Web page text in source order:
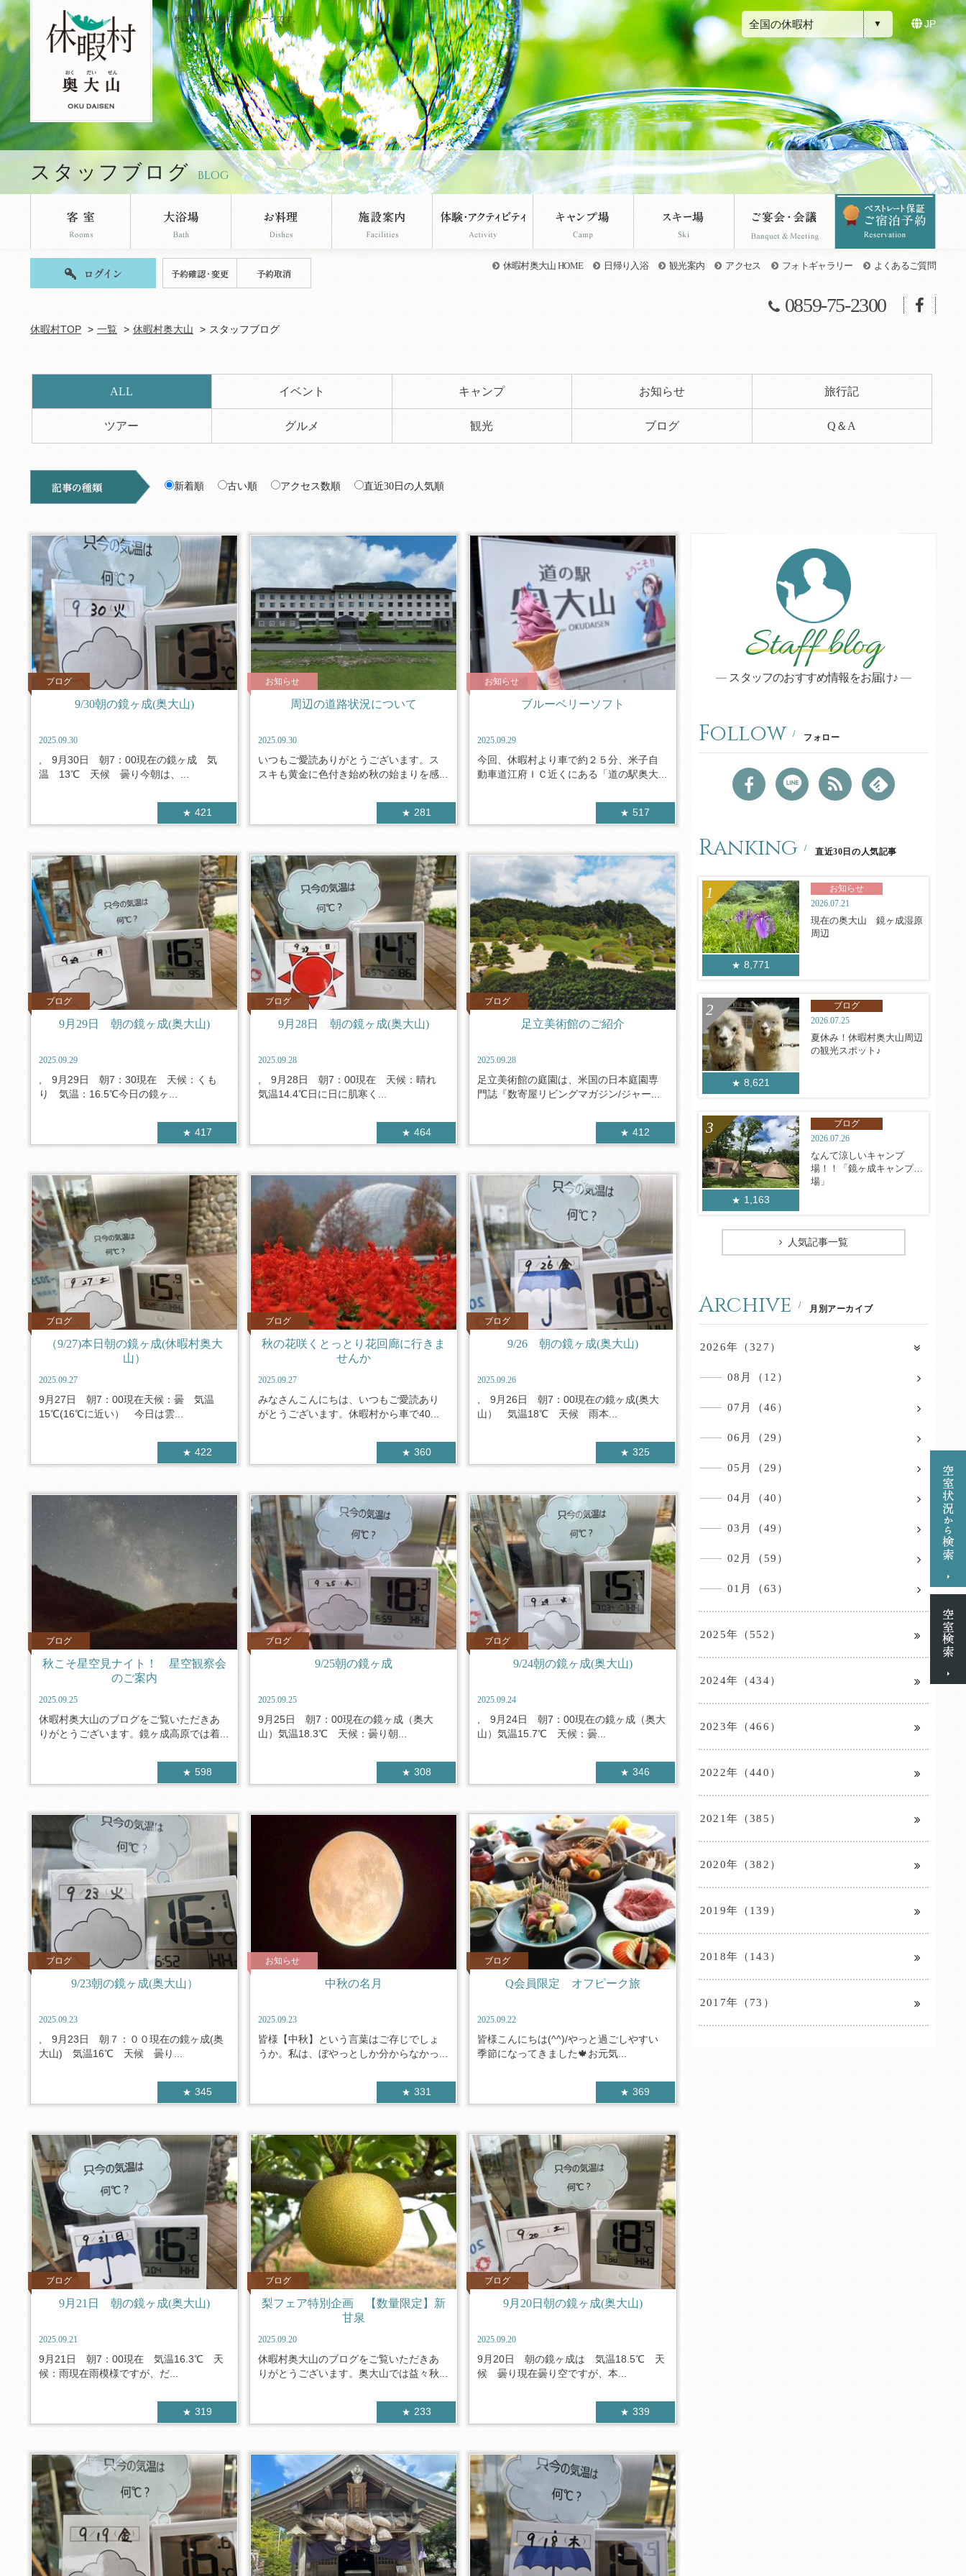
休暇村奥大山のブログページです。 全国の休暇村 JP
スタッフブログ BLOG
休暇村奥大山 HOME 日帰り入浴 観光案内 アクセス フォトギャラリー よくあるご質問
0859-75-2300
休暇村TOP 一覧 休暇村奥大山 スタッフブログ
ALL イベント キャンプ お知らせ 旅行記
ツアー グルメ 観光 ブログ Q＆A
新着順 古い順 アクセス数順 直近30日の人気順
ブログ
9/30朝の鏡ヶ成(奥大山)
2025.09.30
, 9月30日 朝7：00現在の鏡ヶ成 気
温 13℃ 天候 曇り今朝は、...
421
お知らせ
周辺の道路状況について
2025.09.30
いつもご愛読ありがとうございます。ス
スキも黄金に色付き始め秋の始まりを感...
281
お知らせ
ブルーベリーソフト
2025.09.29
今回、休暇村より車で約２５分、米子自
動車道江府ＩＣ近くにある「道の駅奥大...
517
ブログ
9月29日 朝の鏡ヶ成(奥大山)
2025.09.29
, 9月29日 朝7：30現在 天候：くも
り 気温：16.5℃今日の鏡ヶ...
417
ブログ
9月28日 朝の鏡ヶ成(奥大山)
2025.09.28
, 9月28日 朝7：00現在 天候：晴れ
気温14.4℃日に日に肌寒く...
464
ブログ
足立美術館のご紹介
2025.09.28
足立美術館の庭園は、米国の日本庭園専
門誌『数寄屋リビングマガジン/ジャー...
412
ブログ
（9/27)本日朝の鏡ヶ成(休暇村奥大
山）
2025.09.27
9月27日 朝7：00現在天候：曇 気温
15℃(16℃に近い） 今日は雲...
422
ブログ
秋の花咲くとっとり花回廊に行きま
せんか
2025.09.27
みなさんこんにちは、いつもご愛読あり
がとうございます。休暇村から車で40...
360
ブログ
9/26 朝の鏡ヶ成(奥大山)
2025.09.26
, 9月26日 朝7：00現在の鏡ヶ成(奥大
山） 気温18℃ 天候 雨本...
325
ブログ
秋こそ星空見ナイト！ 星空観察会
のご案内
2025.09.25
休暇村奥大山のブログをご覧いただきあ
りがとうございます。鏡ヶ成高原では着...
598
ブログ
9/25朝の鏡ヶ成
2025.09.25
9月25日 朝7：00現在の鏡ヶ成（奥大
山）気温18.3℃ 天候：曇り朝...
308
ブログ
9/24朝の鏡ヶ成(奥大山)
2025.09.24
, 9月24日 朝7：00現在の鏡ヶ成（奥大
山）気温15.7℃ 天候：曇...
346
ブログ
9/23朝の鏡ヶ成(奥大山）
2025.09.23
, 9月23日 朝７：００現在の鏡ヶ成(奥
大山) 気温16℃ 天候 曇り...
345
お知らせ
中秋の名月
2025.09.23
皆様【中秋】という言葉はご存じでしょ
うか。私は、ぼやっとしか分からなかっ...
331
ブログ
Q会員限定 オフピーク旅
2025.09.22
皆様こんにちは(^^)/やっと過ごしやすい
季節になってきました🍁お元気...
369
ブログ
9月21日 朝の鏡ヶ成(奥大山)
2025.09.21
9月21日 朝7：00現在 気温16.3℃ 天
候：雨現在雨模様ですが、だ...
319
ブログ
梨フェア特別企画 【数量限定】新
甘泉
2025.09.20
休暇村奥大山のブログをご覧いただきあ
りがとうございます。奥大山では益々秋...
233
ブログ
9月20日朝の鏡ヶ成(奥大山)
2025.09.20
9月20日 朝の鏡ヶ成は 気温18.5℃ 天
候 曇り現在曇り空ですが、本...
339
Staff blog
スタッフのおすすめ情報をお届け♪
Follow フォロー
Ranking 直近30日の人気記事
8,771
お知らせ
2026.07.21
現在の奥大山 鏡ヶ成湿原
周辺
8,621
ブログ
2026.07.25
夏休み！休暇村奥大山周辺
の観光スポット♪
1,163
ブログ
2026.07.26
なんて涼しいキャンプ
場！！「鏡ヶ成キャンプ
場」
人気記事一覧
Archive 月別アーカイブ
2026年（327）
08月（12）
07月（46）
06月（29）
05月（29）
04月（40）
03月（49）
02月（59）
01月（63）
2025年（552）
2024年（434）
2023年（466）
2022年（440）
2021年（385）
2020年（382）
2019年（139）
2018年（143）
2017年（73）